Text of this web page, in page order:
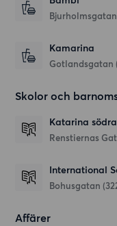
Bjurholmsgatan
Kamarina
Gotlandsgatan
Skolor och
Katarina
Renstiernas
International
Bohusgatan
Affärer